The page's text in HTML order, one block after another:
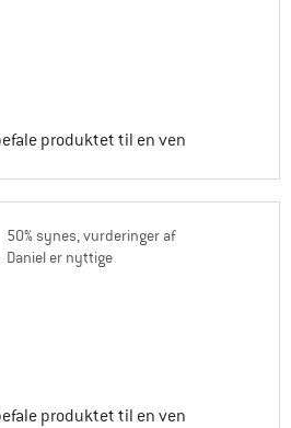
produktet til en ven
50% synes, vurderinger af
Daniel er nyttige
produktet til en ven